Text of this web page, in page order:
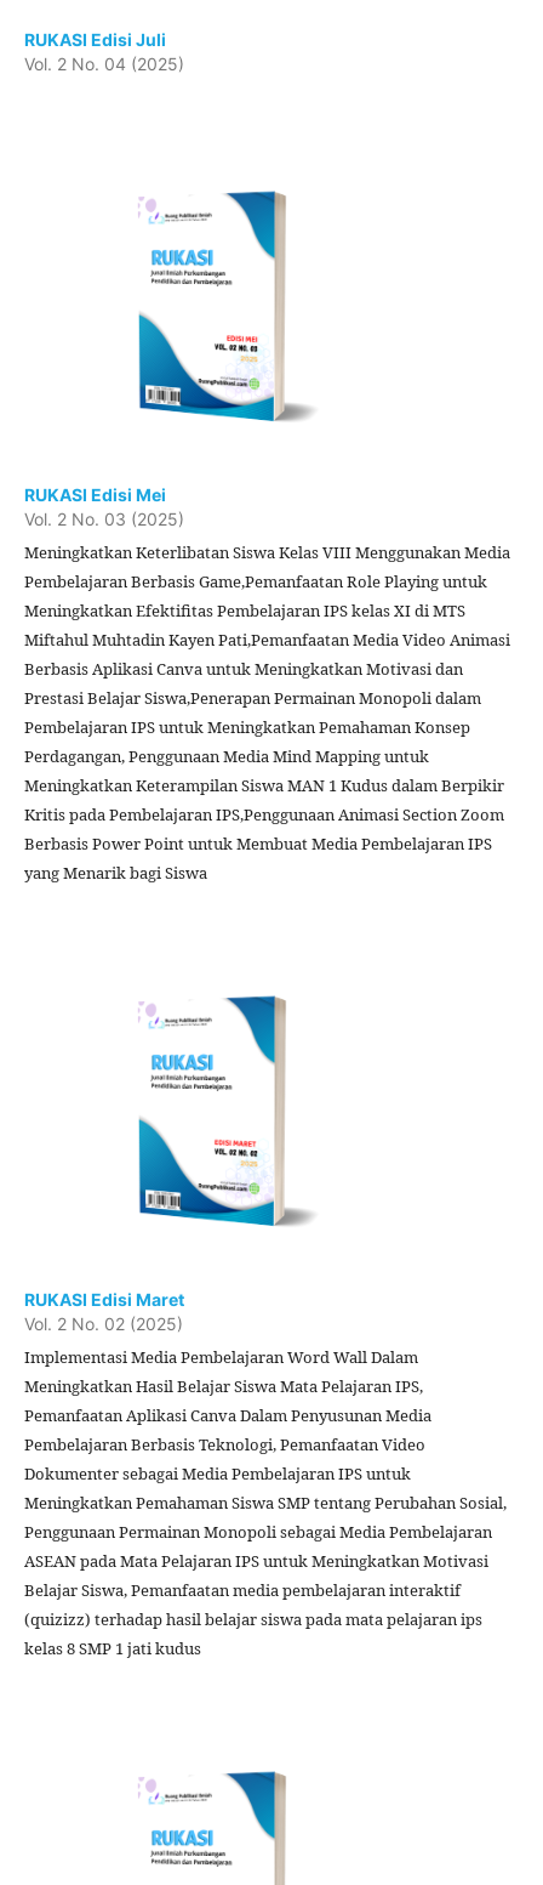
RUKASI Edisi Juli
Vol. 2 No. 04 (2025)
RUKASI Edisi Mei
Vol. 2 No. 03 (2025)
Meningkatkan Keterlibatan Siswa Kelas VIII Menggunakan Media
Pembelajaran Berbasis Game,Pemanfaatan Role Playing untuk
Meningkatkan Efektifitas Pembelajaran IPS kelas XI di MTS
Miftahul Muhtadin Kayen Pati,Pemanfaatan Media Video Animasi
Berbasis Aplikasi Canva untuk Meningkatkan Motivasi dan
Prestasi Belajar Siswa,Penerapan Permainan Monopoli dalam
Pembelajaran IPS untuk Meningkatkan Pemahaman Konsep
Perdagangan, Penggunaan Media Mind Mapping untuk
Meningkatkan Keterampilan Siswa MAN 1 Kudus dalam Berpikir
Kritis pada Pembelajaran IPS,Penggunaan Animasi Section Zoom
Berbasis Power Point untuk Membuat Media Pembelajaran IPS
yang Menarik bagi Siswa
RUKASI Edisi Maret
Vol. 2 No. 02 (2025)
Implementasi Media Pembelajaran Word Wall Dalam
Meningkatkan Hasil Belajar Siswa Mata Pelajaran IPS,
Pemanfaatan Aplikasi Canva Dalam Penyusunan Media
Pembelajaran Berbasis Teknologi, Pemanfaatan Video
Dokumenter sebagai Media Pembelajaran IPS untuk
Meningkatkan Pemahaman Siswa SMP tentang Perubahan Sosial,
Penggunaan Permainan Monopoli sebagai Media Pembelajaran
ASEAN pada Mata Pelajaran IPS untuk Meningkatkan Motivasi
Belajar Siswa, Pemanfaatan media pembelajaran interaktif
(quizizz) terhadap hasil belajar siswa pada mata pelajaran ips
kelas 8 SMP 1 jati kudus